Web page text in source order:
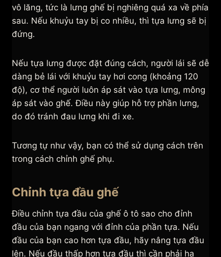
vô lăng, tức là lưng ghế bị nghiêng quá xa về phía
sau. Nếu khuỷu tay bị co nhiều, thì tựa lưng sẽ bị
đứng.
Nếu tựa lưng được đặt đúng cách, người lái sẽ dễ
dàng bẻ lái với khuỷu tay hơi cong (khoảng 120
độ), cơ thể người luôn áp sát vào tựa lưng, mông
áp sát vào ghế. Điều này giúp hỗ trợ phần lưng,
do đó tránh đau lưng khi đi xe.
Tương tự như vậy, bạn có thể sử dụng cách trên
trong cách chỉnh ghế phụ.
Chỉnh tựa đầu ghế
Điều chỉnh tựa đầu của ghế ô tô sao cho đỉnh
đầu của bạn ngang với đỉnh của phần tựa. Nếu
đầu của bạn cao hơn tựa đầu, hãy nâng tựa đầu
lên. Nếu đầu thấp hơn tựa đầu thì cần phải hạ